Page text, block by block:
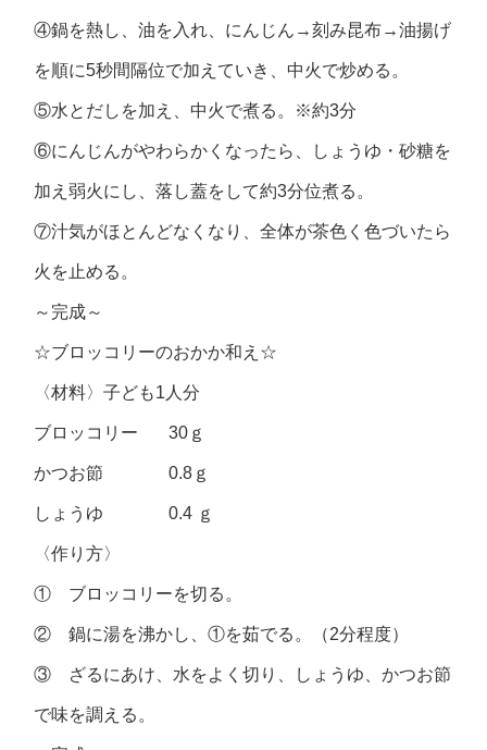
④鍋を熱し、油を入れ、にんじん→刻み昆布→油揚げ
を順に5秒間隔位で加えていき、中火で炒める。
⑤水とだしを加え、中火で煮る。※約3分
⑥にんじんがやわらかくなったら、しょうゆ・砂糖を
加え弱火にし、落し蓋をして約3分位煮る。
⑦汁気がほとんどなくなり、全体が茶色く色づいたら
火を止める。
～完成～
☆ブロッコリーのおかか和え☆
〈材料〉子ども1人分
ブロッコリー 30ｇ
かつお節 0.8ｇ
しょうゆ 0.4 ｇ
〈作り方〉
① ブロッコリーを切る。
② 鍋に湯を沸かし、①を茹でる。（2分程度）
③ ざるにあけ、水をよく切り、しょうゆ、かつお節
で味を調える。